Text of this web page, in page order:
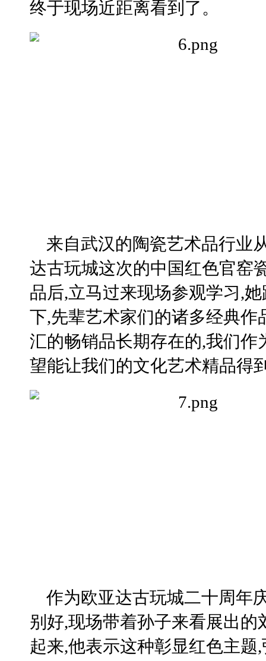
终于现场近距离看到了。
来自武汉的陶瓷艺术品行业
达古玩城这次的中国红色官窑
品后,立马过来现场参观学习,
下,先辈艺术家们的诸多经典作
汇的畅销品长期存在的,我们作
望能让我们的文化艺术精品得
作为欧亚达古玩城二十周年
别好,现场带着孙子来看展出
起来,他表示这种彰显红色主